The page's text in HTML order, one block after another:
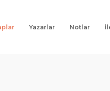
Yazarlar Notlar